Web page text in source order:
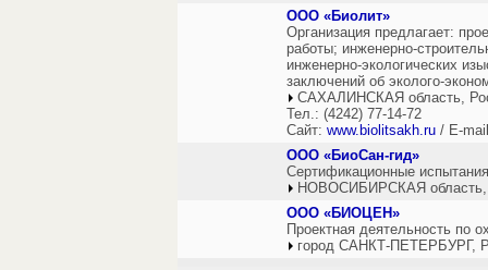
ООО «Биолит»
Организация предлагает:
работы; инженерно-
инженерно-экологических
заключений об эколого-
САХАЛИНСКАЯ область,
Тел.: (4242) 77-14-72
Сайт: www.biolitsakh.ru / E-
ООО «БиоСан-гид»
Сертификационные
НОВОСИБИРСКАЯ область,
ООО «БИОЦЕН»
Проектная деятельность
город САНКТ-ПЕТЕРБУРГ,